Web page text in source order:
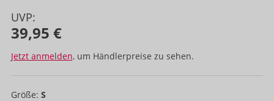
UVP:
39,95 €
Jetzt anmelden, um Händlerpreise zu sehen.
Größe: S